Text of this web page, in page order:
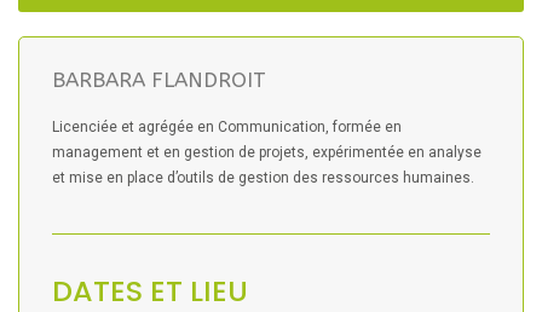
BARBARA FLANDROIT
Licenciée et agrégée en Communication, formée en
management et en gestion de projets, expérimentée en analyse
et mise en place d’outils de gestion des ressources humaines.
DATES ET LIEU